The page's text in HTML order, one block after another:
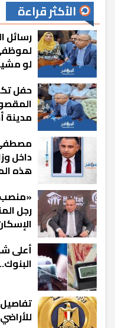
الأكثر قراءة
رسائل
لو
حفل
مدينة
مصطفى
داخل
هذه
«منصب
رجل
أعلى
تفاصيل